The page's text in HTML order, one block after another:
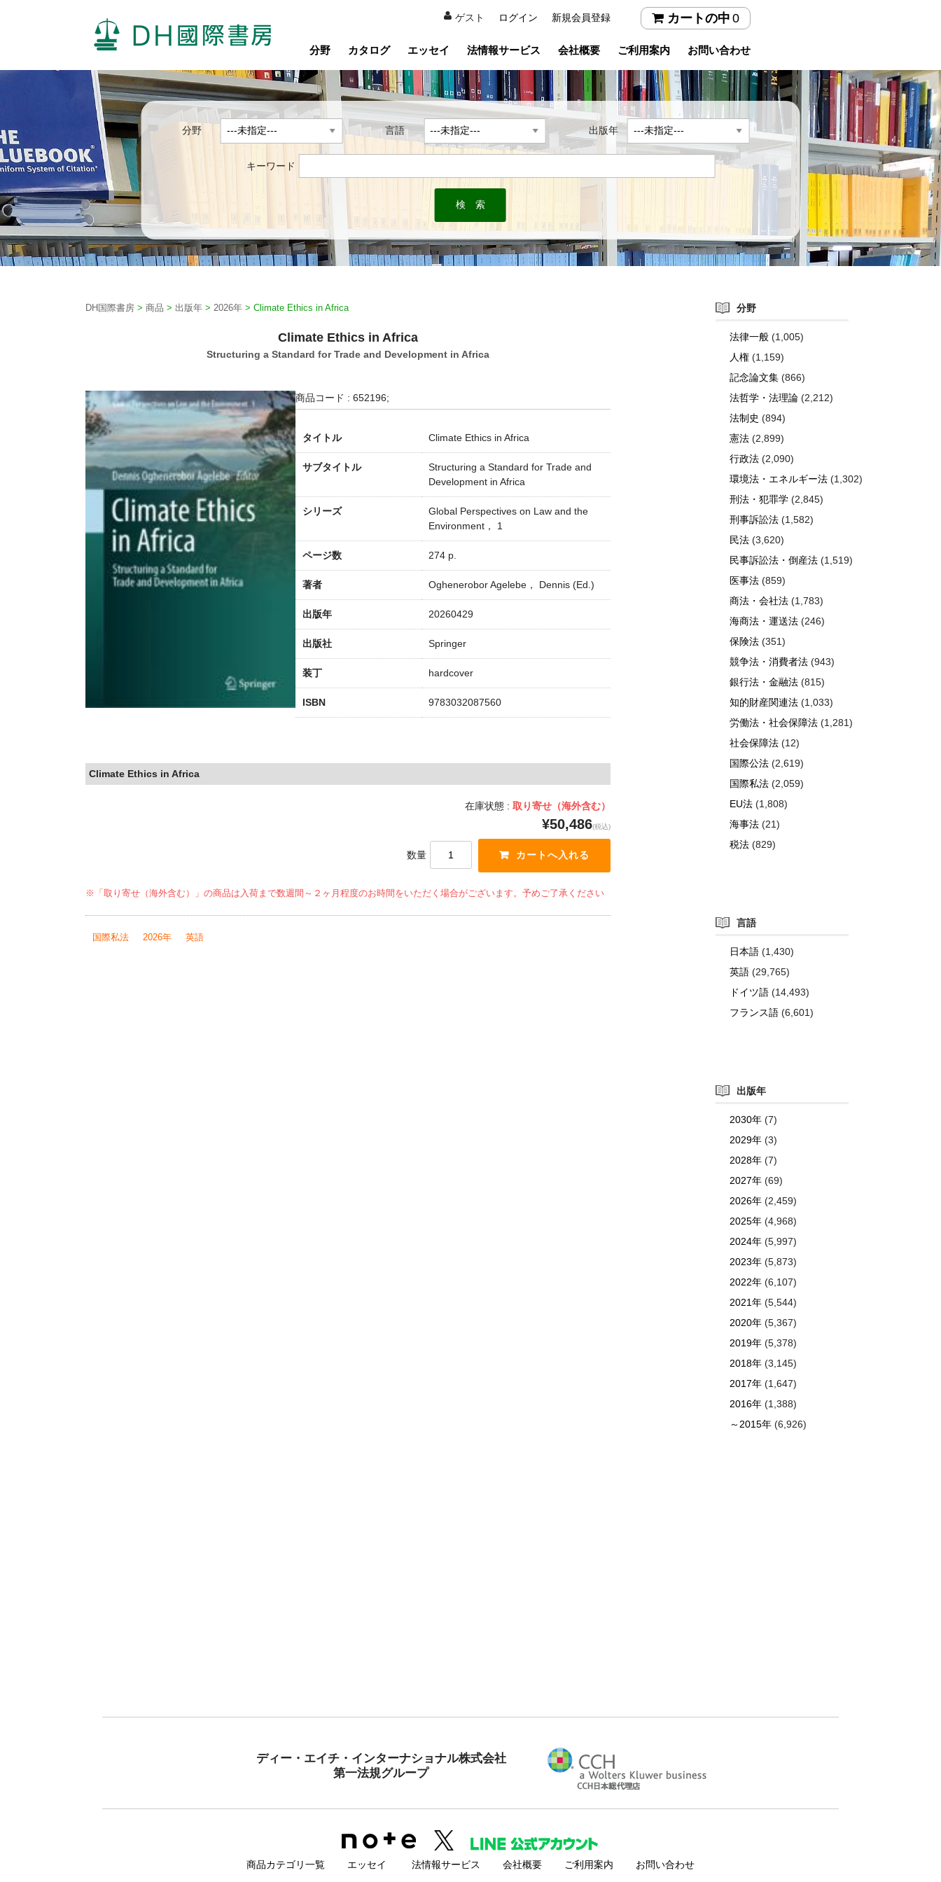
ゲスト ログイン 新規会員登録 カートの中 0
分野 カタログ エッセイ 法情報サービス 会社概要 ご利用案内 お問い合わせ
分野 言語 出版年
キーワード
DH国際書房 > 商品 > 出版年 > 2026年 > Climate Ethics in Africa
Climate Ethics in Africa
Structuring a Standard for Trade and Development in Africa
商品コード : 652196;
タイトル Climate Ethics in Africa
サブタイトル
Structuring a Standard for Trade and
Development in Africa
シリーズ
Global Perspectives on Law and the
Environment， 1
ページ数 274 p.
著者 Oghenerobor Agelebe， Dennis (Ed.)
出版年 20260429
出版社 Springer
装丁 hardcover
ISBN 9783032087560
Climate Ethics in Africa
在庫状態 : 取り寄せ（海外含む）
¥50,486(税込)
数量
※「取り寄せ（海外含む）」の商品は入荷まで数週間～２ヶ月程度のお時間をいただく場合がございます。予めご了承ください
国際私法 2026年 英語
分野
法律一般 (1,005)
人権 (1,159)
記念論文集 (866)
法哲学・法理論 (2,212)
法制史 (894)
憲法 (2,899)
行政法 (2,090)
環境法・エネルギー法 (1,302)
刑法・犯罪学 (2,845)
刑事訴訟法 (1,582)
民法 (3,620)
民事訴訟法・倒産法 (1,519)
医事法 (859)
商法・会社法 (1,783)
海商法・運送法 (246)
保険法 (351)
競争法・消費者法 (943)
銀行法・金融法 (815)
知的財産関連法 (1,033)
労働法・社会保障法 (1,281)
社会保障法 (12)
国際公法 (2,619)
国際私法 (2,059)
EU法 (1,808)
海事法 (21)
税法 (829)
言語
日本語 (1,430)
英語 (29,765)
ドイツ語 (14,493)
フランス語 (6,601)
出版年
2030年 (7)
2029年 (3)
2028年 (7)
2027年 (69)
2026年 (2,459)
2025年 (4,968)
2024年 (5,997)
2023年 (5,873)
2022年 (6,107)
2021年 (5,544)
2020年 (5,367)
2019年 (5,378)
2018年 (3,145)
2017年 (1,647)
2016年 (1,388)
～2015年 (6,926)
ディー・エイチ・インターナショナル株式会社
第一法規グループ
商品カテゴリ一覧 エッセイ 法情報サービス 会社概要 ご利用案内 お問い合わせ